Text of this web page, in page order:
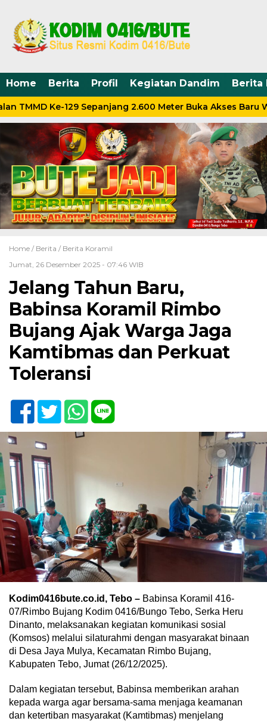
Home Berita Profil Kegiatan Dandim Berita
TMMD Ke-129 Sepanjang 2.600 Meter Buka Akses Baru
Home / Berita / Berita Koramil
Jumat, 26 Desember 2025 - 07:46 WIB
Jelang Tahun Baru,
Babinsa Koramil Rimbo
Bujang Ajak Warga Jaga
Kamtibmas dan Perkuat
Toleransi
Kodim0416bute.co.id, Tebo – Babinsa Koramil 416-
07/Rimbo Bujang Kodim 0416/Bungo Tebo, Serka Heru
Dinanto, melaksanakan kegiatan komunikasi sosial
(Komsos) melalui silaturahmi dengan masyarakat binaan
di Desa Jaya Mulya, Kecamatan Rimbo Bujang,
Kabupaten Tebo, Jumat (26/12/2025).
Dalam kegiatan tersebut, Babinsa memberikan arahan
kepada warga agar bersama-sama menjaga keamanan
dan ketertiban masyarakat (Kamtibmas) menjelang